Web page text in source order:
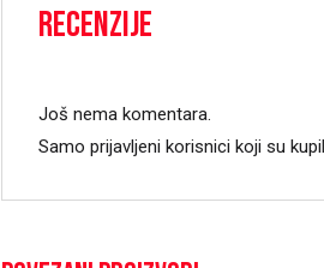
Recenzije
Još nema komentara.
Samo prijavljeni korisnici koji su